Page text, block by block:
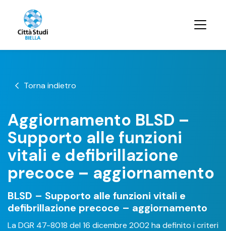
Torna indietro
Aggiornamento BLSD –
Supporto alle funzioni
vitali e defibrillazione
precoce – aggiornamento
BLSD – Supporto alle funzioni vitali e
defibrillazione precoce – aggiornamento
La DGR 47-8018 del 16 dicembre 2002 ha definito i criteri